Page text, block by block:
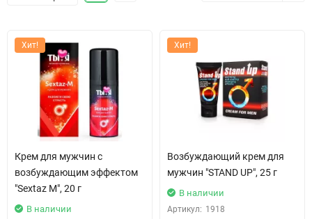
Хит!
Крем для мужчин с
возбуждающим эффектом
"Sextaz M", 20 г
В наличии
Хит!
Возбуждающий крем для
мужчин "STAND UP", 25 г
В наличии
Артикул: 1918